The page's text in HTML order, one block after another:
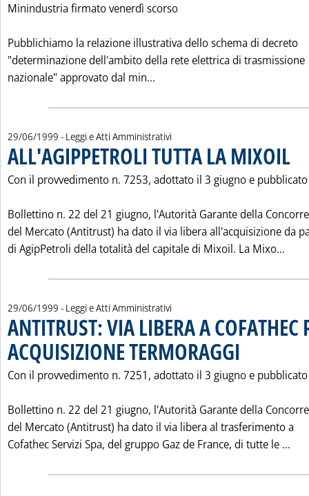
Minindustria firmato venerdì scorso
Pubblichiamo la relazione illustrativa dello schema di decreto
"determinazione dell'ambito della rete elettrica di trasmissione
nazionale" approvato dal min...
29/06/1999 - Leggi e Atti Amministrativi
ALL'AGIPPETROLI TUTTA LA MIXOIL
Con il provvedimento n. 7253, adottato il 3 giugno e
Bollettino n. 22 del 21 giugno, l'Autorità Garante della
del Mercato (Antitrust) ha dato il via libera all'acquisizione da
di AgipPetroli della totalità del capitale di Mixoil. La Mixo...
29/06/1999 - Leggi e Atti Amministrativi
ANTITRUST: VIA LIBERA A COFATHEC
ACQUISIZIONE TERMORAGGI
Con il provvedimento n. 7251, adottato il 3 giugno e
Bollettino n. 22 del 21 giugno, l'Autorità Garante della
del Mercato (Antitrust) ha dato il via libera al trasferimento a
Cofathec Servizi Spa, del gruppo Gaz de France, di tutte le ...